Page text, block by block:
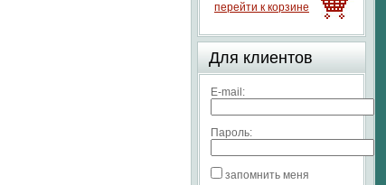
перейти к корзине
Для клиентов
E-mail:
Пароль:
запомнить меня